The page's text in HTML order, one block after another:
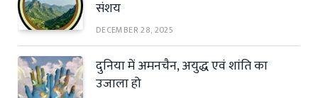
संशय
DECEMBER 28, 2025
दुनिया में अमनचैन, अयुद्ध एवं शांति का
उजाला हो